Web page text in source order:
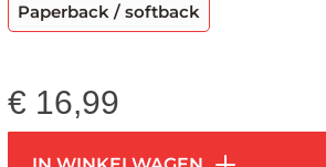
Paperback / softback
€ 16,99